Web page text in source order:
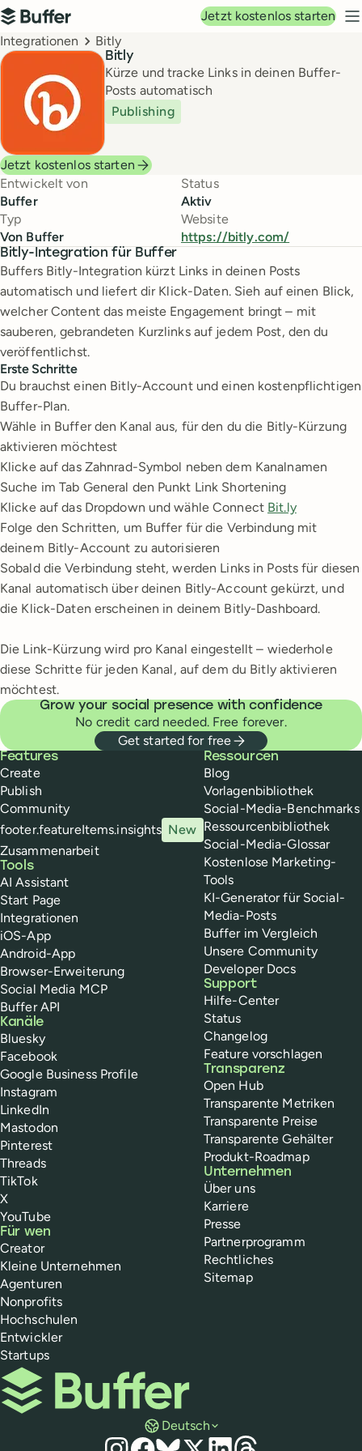
Hauptnavigation
Buffer
Jetzt kostenlos starten
Breadcrumbs
Integrationen Bitly
Bitly
Kürze und tracke Links in deinen Buffer-
Posts automatisch
Publishing
Jetzt kostenlos starten
Entwickelt von
Buffer
Status
Aktiv
Typ
Von Buffer
Website
https://bitly.com/
Bitly-Integration für Buffer
Buffers Bitly-Integration kürzt Links in deinen Posts
automatisch und liefert dir Klick-Daten. Sieh auf einen Blick,
welcher Content das meiste Engagement bringt – mit
sauberen, gebrandeten Kurzlinks auf jedem Post, den du
veröffentlichst.
Erste Schritte
Du brauchst einen Bitly-Account und einen kostenpflichtigen
Buffer-Plan.
Wähle in Buffer den Kanal aus, für den du die Bitly-Kürzung
aktivieren möchtest
Klicke auf das Zahnrad-Symbol neben dem Kanalnamen
Suche im Tab General den Punkt Link Shortening
Klicke auf das Dropdown und wähle Connect Bit.ly
Folge den Schritten, um Buffer für die Verbindung mit
deinem Bitly-Account zu autorisieren
Sobald die Verbindung steht, werden Links in Posts für diesen
Kanal automatisch über deinen Bitly-Account gekürzt, und
die Klick-Daten erscheinen in deinem Bitly-Dashboard.
Die Link-Kürzung wird pro Kanal eingestellt – wiederhole
diese Schritte für jeden Kanal, auf dem du Bitly aktivieren
möchtest.
Grow your social presence with confidence
No credit card needed. Free forever.
Get started for free
Buffer
Features
Create
Publish
Community
footer.featureItems.insights New
Zusammenarbeit
Tools
AI Assistant
Start Page
Integrationen
iOS-App
Android-App
Browser-Erweiterung
Social Media MCP
Buffer API
Kanäle
Bluesky
Facebook
Google Business Profile
Instagram
LinkedIn
Mastodon
Pinterest
Threads
TikTok
X
YouTube
Für wen
Creator
Kleine Unternehmen
Agenturen
Nonprofits
Hochschulen
Entwickler
Startups
Ressourcen
Blog
Vorlagenbibliothek
Social-Media-Benchmarks
Ressourcenbibliothek
Social-Media-Glossar
Kostenlose Marketing-
Tools
KI-Generator für Social-
Media-Posts
Buffer im Vergleich
Unsere Community
Developer Docs
Support
Hilfe-Center
Status
Changelog
Feature vorschlagen
Transparenz
Open Hub
Transparente Metriken
Transparente Preise
Transparente Gehälter
Produkt-Roadmap
Unternehmen
Über uns
Karriere
Presse
Partnerprogramm
Rechtliches
Sitemap
Buffer
Deutsch
Social Media
Instagram
Facebook
Bluesky
X LinkedIn
Threads